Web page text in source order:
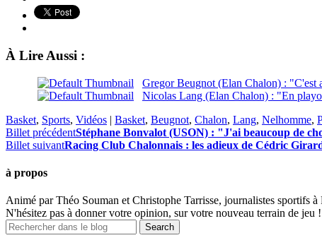
À Lire Aussi :
Gregor Beugnot (Elan Chalon) : "C'est
Nicolas Lang (Elan Chalon) : "En
Basket, Sports, Vidéos | Basket, Beugnot, Chalon, Lang, Nelhomme,
Billet précédentStéphane Bonvalot (USON) : "J'ai beaucoup de
Billet suivantRacing Club Chalonnais : les adieux de Cédric
à propos
Animé par Théo Souman et Christophe Tarrisse, journalistes sportifs
N'hésitez pas à donner votre opinion, sur votre nouveau terrain de jeu !